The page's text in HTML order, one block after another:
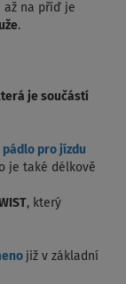
až na příď je
.
je součástí
pádlo pro jízdu
je také délkově
, který
již v základní